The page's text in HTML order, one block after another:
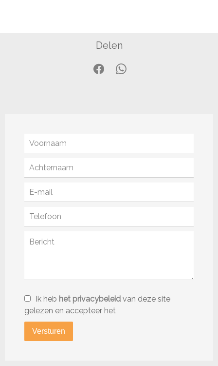
Delen
Ik heb het privacybeleid van deze site
gelezen en accepteer het
Versturen